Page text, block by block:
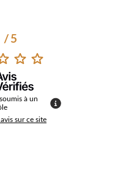
/ 5
à un
sur ce site